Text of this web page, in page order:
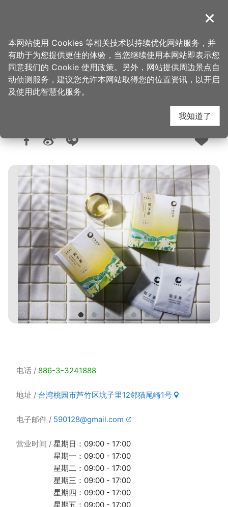
導覽
首页 > 购好物 > 购物快搜
竹峰茗茶
人气：1.6万
电话 886-3-3241888
地址 台湾桃园市芦竹区坑子里12邻猫尾崎1号
电子邮件 590128@gmail.com
营业时间
星期日：09:00 - 17:00
星期一：09:00 - 17:00
星期二：09:00 - 17:00
星期三：09:00 - 17:00
星期四：09:00 - 17:00
星期五：09:00 - 17:00
关闭
本网站使用 Cookies 等相关技术以持续优化网站服务，并
有助于为您提供更佳的体验，当您继续使用本网站即表示您
同意我们的 Cookie 使用政策。另外，网站提供周边景点自
动侦测服务，建议您允许本网站取得您的位置资讯，以开启
及使用此智慧化服务。
我知道了